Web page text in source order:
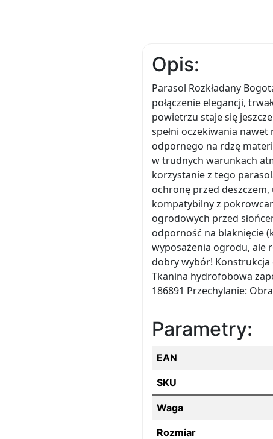
Opis:
Parasol Rozkładany
połączenie elegancji,
powietrzu staje się
spełni oczekiwania
odpornego na rdzę
w trudnych warunkach
korzystanie z tego
ochronę przed
kompatybilny z
ogrodowych przed
odporność na blaknięcie
wyposażenia ogrodu, ale
dobry wybór! Konstrukcja
Tkanina hydrofobowa
186891 Przechylanie:
Parametry:
EAN
SKU
Waga
Rozmiar